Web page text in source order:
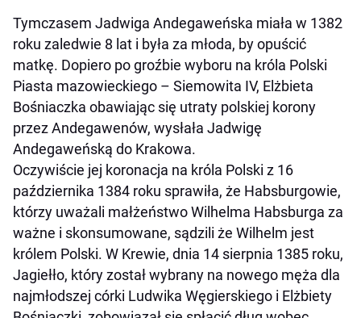
Tymczasem Jadwiga Andegaweńska miała w 1382
roku zaledwie 8 lat i była za młoda, by opuścić
matkę. Dopiero po groźbie wyboru na króla Polski
Piasta mazowieckiego – Siemowita IV, Elżbieta
Bośniaczka obawiając się utraty polskiej korony
przez Andegawenów, wysłała Jadwigę
Andegaweńską do Krakowa.
Oczywiście jej koronacja na króla Polski z 16
października 1384 roku sprawiła, że Habsburgowie,
którzy uważali małżeństwo Wilhelma Habsburga za
ważne i skonsumowane, sądzili że Wilhelm jest
królem Polski. W Krewie, dnia 14 sierpnia 1385 roku,
Jagiełło, który został wybrany na nowego męża dla
najmłodszej córki Ludwika Węgierskiego i Elżbiety